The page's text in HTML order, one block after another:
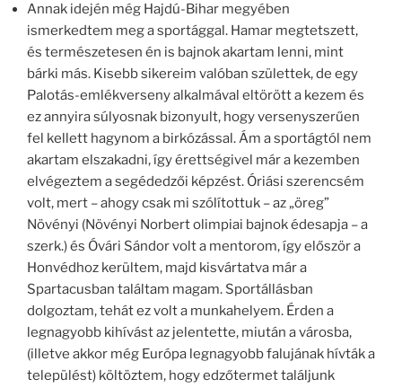
Annak idején még Hajdú-Bihar megyében
ismerkedtem meg a sportággal. Hamar megtetszett,
és természetesen én is bajnok akartam lenni, mint
bárki más. Kisebb sikereim valóban születtek, de egy
Palotás-emlékverseny alkalmával eltörött a kezem és
ez annyira súlyosnak bizonyult, hogy versenyszerűen
fel kellett hagynom a birkózással. Ám a sportágtól nem
akartam elszakadni, így érettségivel már a kezemben
elvégeztem a segédedzői képzést. Óriási szerencsém
volt, mert – ahogy csak mi szólítottuk – az „öreg”
Növényi (Növényi Norbert olimpiai bajnok édesapja – a
szerk.) és Óvári Sándor volt a mentorom, így először a
Honvédhoz kerültem, majd kisvártatva már a
Spartacusban találtam magam. Sportállásban
dolgoztam, tehát ez volt a munkahelyem. Érden a
legnagyobb kihívást az jelentette, miután a városba,
(illetve akkor még Európa legnagyobb falujának hívták a
települést) költöztem, hogy edzőtermet találjunk